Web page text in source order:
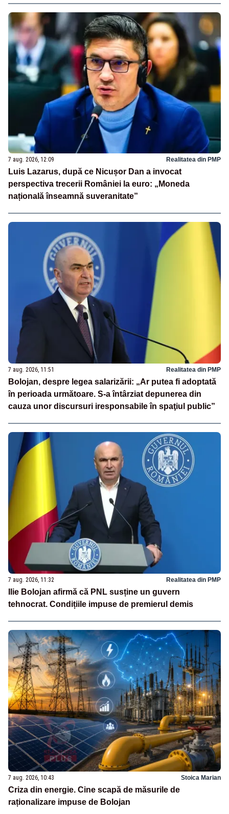
7 aug. 2026, 12:09 Realitatea din PMP
Luis Lazarus, după ce Nicușor Dan a invocat
perspectiva trecerii României la euro: „Moneda
națională înseamnă suveranitate”
7 aug. 2026, 11:51 Realitatea din PMP
Bolojan, despre legea salarizării: „Ar putea fi adoptată
în perioada următoare. S-a întârziat depunerea din
cauza unor discursuri iresponsabile în spaţiul public”
7 aug. 2026, 11:32 Realitatea din PMP
Ilie Bolojan afirmă că PNL susține un guvern
tehnocrat. Condițiile impuse de premierul demis
7 aug. 2026, 10:43 Stoica Marian
Criza din energie. Cine scapă de măsurile de
raționalizare impuse de Bolojan